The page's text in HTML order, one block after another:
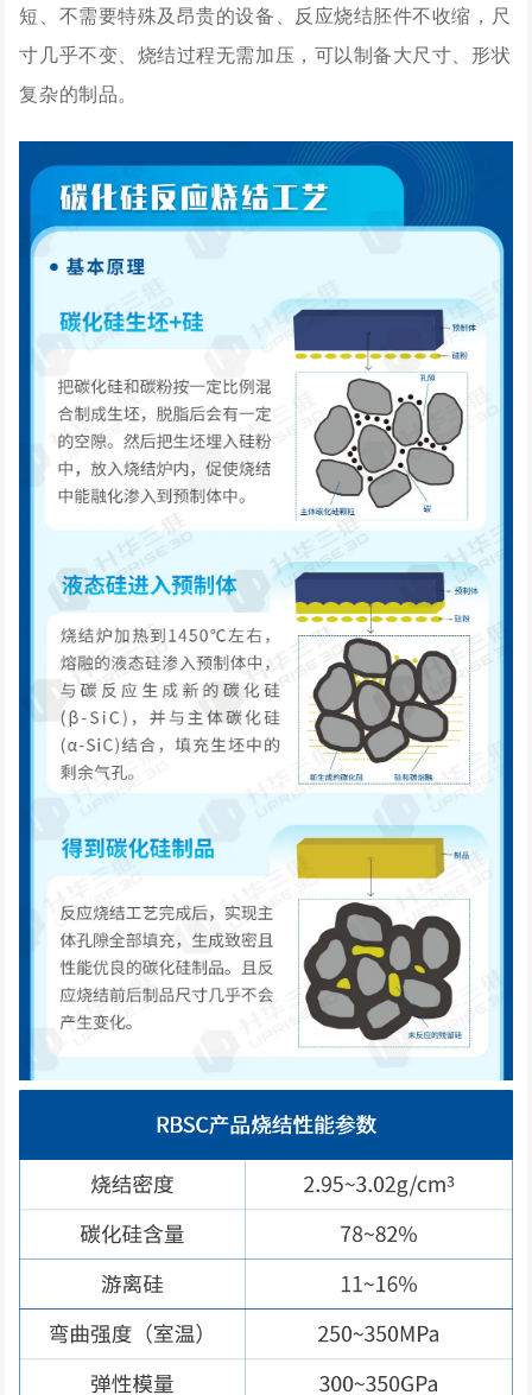
短、不需要特殊及昂贵的设备、反应烧结胚件不收缩，尺
寸几乎不变、烧结过程无需加压，可以制备大尺寸、形状
复杂的制品。